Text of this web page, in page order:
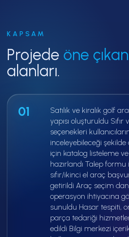
KAPSAM
Projede öne çıkan
alanları.
01
Satılık ve kiralık golf
yapısı oluşturuldu
seçenekleri
inceleyebileceği şekilde
için katalog listeleme ve
hazırlandı Talep formu
sıfır/ikinci el araç
getirildi Araç seçim
operasyon ihtiyacına
sunuldu Hasar tespiti,
parça tedariği
edildi Bilgi merkezi